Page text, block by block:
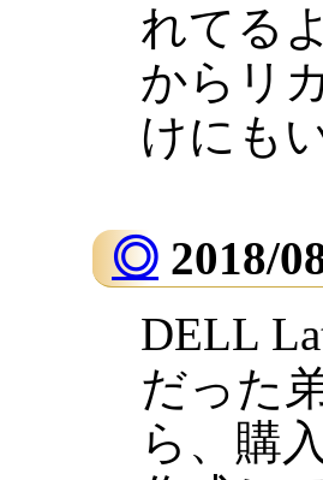
れてる
からリ
けにも
◎ 2018/
DELL
だった
ら、購